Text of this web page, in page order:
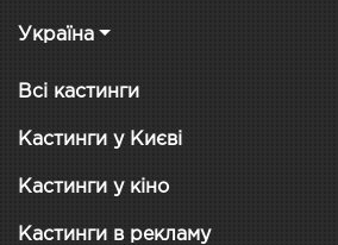
Україна
Всі кастинги
Кастинги у Києві
Кастинги у кіно
Кастинги в рекламу